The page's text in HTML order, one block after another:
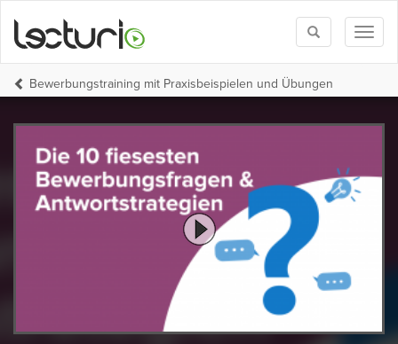
Toggle
search
Bewerbungstraining mit Praxisbeispielen und Übungen